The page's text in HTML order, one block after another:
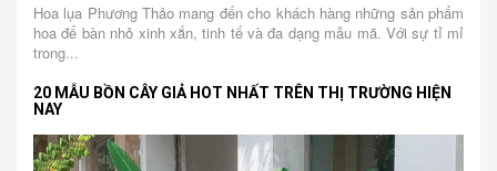
Hoa lụa Phương Thảo mang đến cho khách hàng những sản phẩm
hoa để bàn nhỏ xinh xắn, tinh tế và đa dạng mẫu mã. Với sự tỉ mỉ
trong...
20 MẪU BỒN CÂY GIẢ HOT NHẤT TRÊN THỊ TRƯỜNG HIỆN
NAY